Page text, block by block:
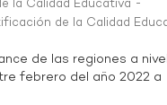
la Calidad Educativa -
de la Calidad
de las regiones a nivel
febrero del año 2022 a